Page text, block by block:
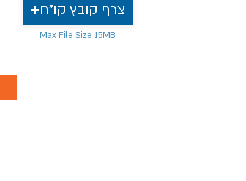
צרף קובץ קו"ח
Max File Size 15MB